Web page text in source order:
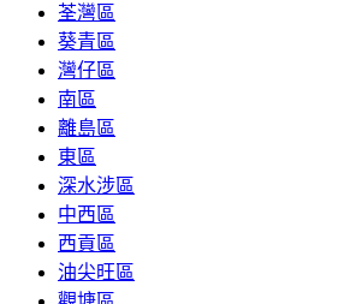
荃灣區
葵青區
灣仔區
南區
離島區
東區
深水涉區
中西區
西貢區
油尖旺區